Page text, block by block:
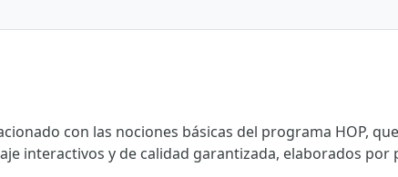
con las nociones básicas del programa HOP,
interactivos y de calidad garantizada, elaborados por